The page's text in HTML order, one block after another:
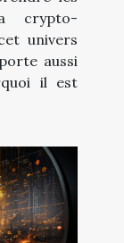
crypto-
univers
aussi
il est